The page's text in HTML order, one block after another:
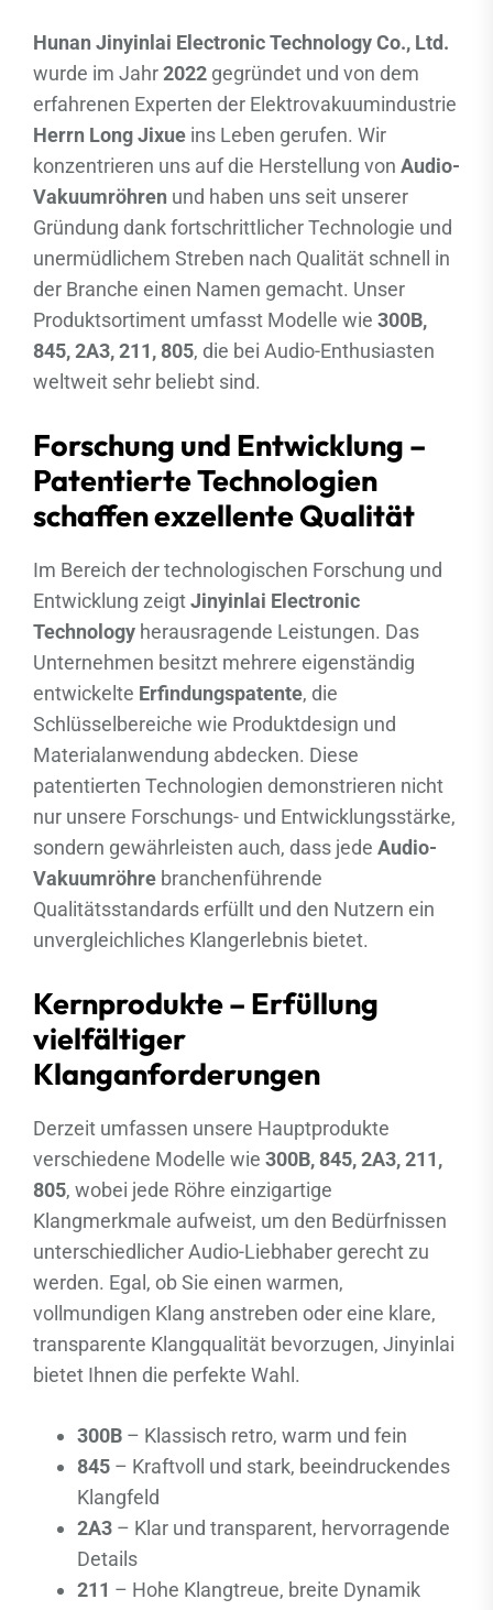
Hunan Jinyinlai Electronic Technology Co., Ltd.
wurde im Jahr2022 gegründet und von dem
erfahrenen Experten der Elektrovakuumindustrie
Herrn Long Jixue ins Leben gerufen. Wir
konzentrieren uns auf die Herstellung von Audio-
Vakuumröhren und haben uns seit unserer
Gründung dank fortschrittlicher Technologie und
unermüdlichem Streben nach Qualität schnell in
der Branche einen Namen gemacht. Unser
Produktsortiment umfasst Modelle wie 300B,
845, 2A3, 211, 805, die bei Audio-Enthusiasten
weltweit sehr beliebt sind.
Forschung und Entwicklung –
Patentierte Technologien
schaffen exzellente Qualität
Im Bereich der technologischen Forschung und
Entwicklung zeigtJinyinlai Electronic
Technology herausragende Leistungen. Das
Unternehmen besitzt mehrere eigenständig
entwickelte Erfindungspatente, die
Schlüsselbereiche wie Produktdesign und
Materialanwendung abdecken. Diese
patentierten Technologien demonstrieren nicht
nur unsere Forschungs- und Entwicklungsstärke,
sondern gewährleisten auch, dass jede Audio-
Vakuumröhre branchenführende
Qualitätsstandards erfüllt und den Nutzern ein
unvergleichliches Klangerlebnis bietet.
Kernprodukte – Erfüllung
vielfältiger
Klanganforderungen
Derzeit umfassen unsere Hauptprodukte
verschiedene Modelle wie 300B, 845, 2A3, 211,
805, wobei jede Röhre einzigartige
Klangmerkmale aufweist, um den Bedürfnissen
unterschiedlicher Audio-Liebhaber gerecht zu
werden. Egal, ob Sie einen warmen,
vollmundigen Klang anstreben oder eine klare,
transparente Klangqualität bevorzugen, Jinyinlai
bietet Ihnen die perfekte Wahl.
300B – Klassisch retro, warm und fein
845 – Kraftvoll und stark, beeindruckendes
Klangfeld
2A3 – Klar und transparent, hervorragende
Details
211 – Hohe Klangtreue, breite Dynamik